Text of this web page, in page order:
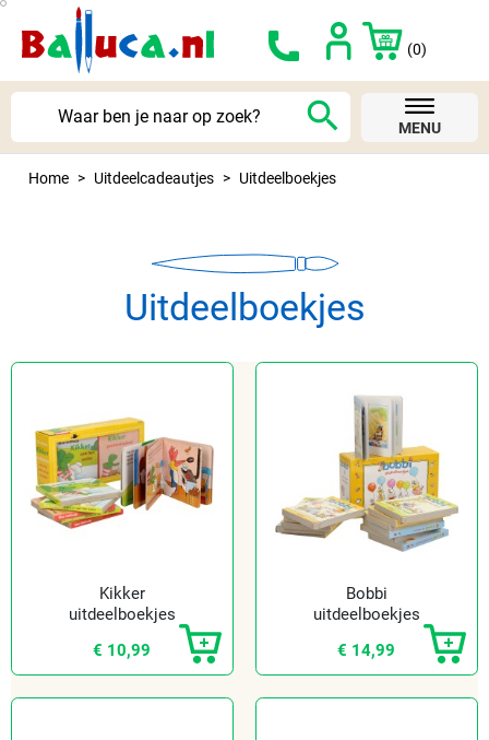
(0)
search MENU
Home Uitdeelcadeautjes Uitdeelboekjes
Uitdeelboekjes
Kikker
uitdeelboekjes
€ 10,99
Bobbi
uitdeelboekjes
€ 14,99